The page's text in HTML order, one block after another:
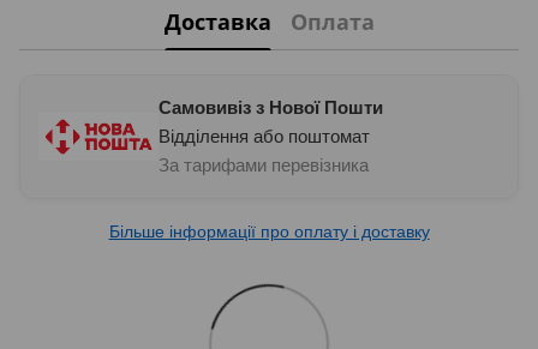
Доставка Оплата
Самовивіз з Нової Пошти
Відділення або поштомат
За тарифами перевізника
Більше інформації про оплату і доставку